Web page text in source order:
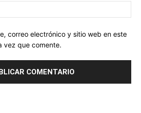
correo electrónico y sitio web en este
vez que comente.